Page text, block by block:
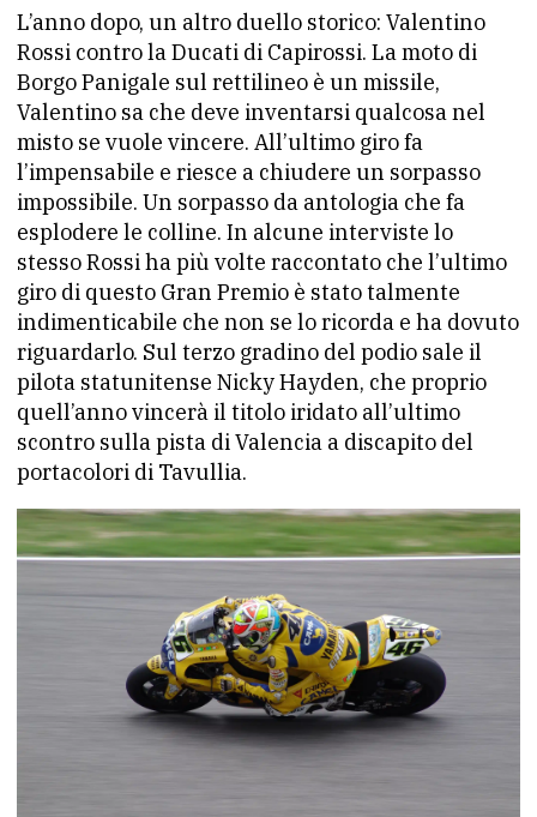
L’anno dopo, un altro duello storico: Valentino
Rossi contro la Ducati di Capirossi. La moto di
Borgo Panigale sul rettilineo è un missile,
Valentino sa che deve inventarsi qualcosa nel
misto se vuole vincere. All’ultimo giro fa
l’impensabile e riesce a chiudere un sorpasso
impossibile. Un sorpasso da antologia che fa
esplodere le colline. In alcune interviste lo
stesso Rossi ha più volte raccontato che l’ultimo
giro di questo Gran Premio è stato talmente
indimenticabile che non se lo ricorda e ha dovuto
riguardarlo. Sul terzo gradino del podio sale il
pilota statunitense Nicky Hayden, che proprio
quell’anno vincerà il titolo iridato all’ultimo
scontro sulla pista di Valencia a discapito del
portacolori di Tavullia.